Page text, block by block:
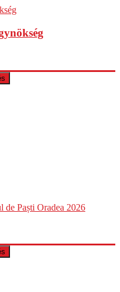
Paști Oradea 2026